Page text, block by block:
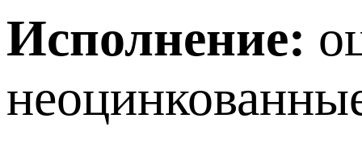
Исполнение: